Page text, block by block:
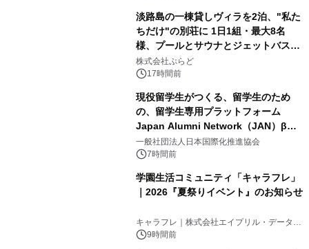
淡路島の一棟貸しヴィラを2泊、"私た
ちだけ"の別荘に 1日1組・最大8名
様、プールとサウナとジェットバス付
きで Villa Mon Temps AWAJIの連泊
素泊りプラン
株式会社ぷらど
17時間前
現役留学生がつくる、留学生のため
の、留学生専用プラットフォーム
Japan Alumni Network（JAN）β版
をリリース
一般社団法人日本国際化推進協会
7時間前
学園生活コミュニティ「キャラフレ」
｜2026『夏祭りイベント』のお知らせ
キャラフレ｜株式会社エイプリル・データ・
デザインズ
9時間前